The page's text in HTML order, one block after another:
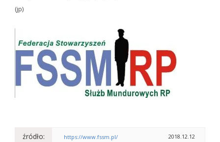
(jp)
źródło: https://www.fssm.pl/ 2018.12.12